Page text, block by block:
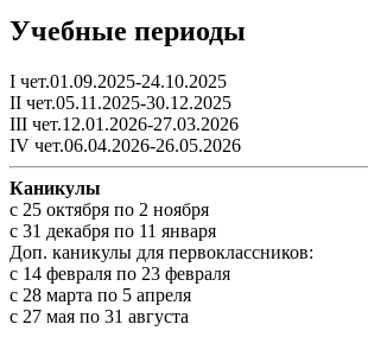
Учебные периоды
I чет.01.09.2025-24.10.2025
II чет.05.11.2025-30.12.2025
III чет.12.01.2026-27.03.2026
IV чет.06.04.2026-26.05.2026
Каникулы
c 25 октября по 2 ноября
c 31 декабря по 11 января
Доп. каникулы для первоклассников:
с 14 февраля по 23 февраля
с 28 марта по 5 апреля
с 27 мая по 31 августа